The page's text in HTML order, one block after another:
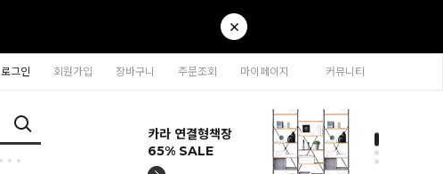
로그인 회원가입 장바구니 주문조회 마이페이지 커뮤니티
티나 인테리어의자
57% SALE
카라 연결형책장
65% SALE
이동형 높이조절
테이블 47% SALE
티나 인테리어의자
57% SALE
카라 연결형책장
65% SALE